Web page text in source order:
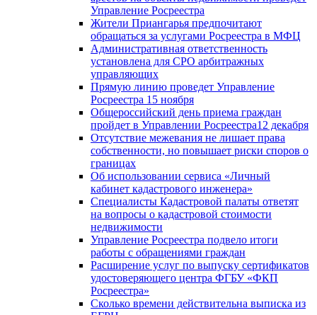
Управление Росреестра
Жители Приангарья предпочитают
обращаться за услугами Росреестра в МФЦ
Административная ответственность
установлена для СРО арбитражных
управляющих
Прямую линию проведет Управление
Росреестра 15 ноября
Общероссийский день приема граждан
пройдет в Управлении Росреестра12 декабря
Отсутствие межевания не лишает права
собственности, но повышает риски споров о
границах
Об использовании сервиса «Личный
кабинет кадастрового инженера»
Специалисты Кадастровой палаты ответят
на вопросы о кадастровой стоимости
недвижимости
Управление Росреестра подвело итоги
работы с обращениями граждан
Расширение услуг по выпуску сертификатов
удостоверяющего центра ФГБУ «ФКП
Росреестра»
Сколько времени действительна выписка из